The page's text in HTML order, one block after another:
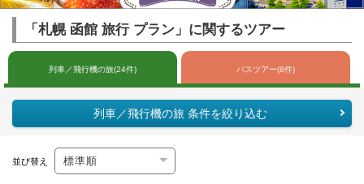
「札幌 函館 旅行 プラン」に関するツアー
列車／飛行機の旅(24件) バスツアー(8件)
列車／飛行機の旅 条件を絞り込む
並び替え